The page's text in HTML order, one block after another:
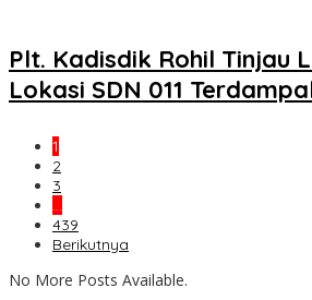
Plt. Kadisdik Rohil Tinjau
Lokasi SDN 011
1
2
3
…
439
Berikutnya
No More Posts Available.